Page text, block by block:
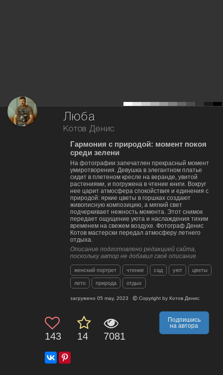
Люба
Котов Денис
Гармония с природой: момент покоя
среди зелени
На фотографии запечатлен прекрасный момент
умиротворения. Девушка в элегантном платье
сидит в плетеном кресле на веранде, увитой
растениями, и погружена в чтение книги. Вокруг
нее царит атмосфера спокойствия и единения с
природой: яркие цветы в горшках создают
живописную композицию, а мягкий свет
подчеркивает нежность момента. Этот снимок
передает ощущение уюта и наслаждения тихим
временем на свежем воздухе. Фотограф Денис
Котов мастерски передал атмосферу летнего
отдыха.
Описание подготовлено редакцией сайта,
поскольку автор не добавил своё описание.
женский портрет чтение сад уют цветы
лето природа отдых
загружено 05 may, 2023 Copyright by Котов Денис
143 14 7081
Подпишись
на автора